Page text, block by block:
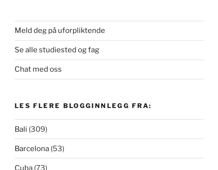
Meld deg på uforpliktende
Se alle studiested og fag
Chat med oss
LES FLERE BLOGGINNLEGG FRA:
Bali (309)
Barcelona (53)
Cuba (73)